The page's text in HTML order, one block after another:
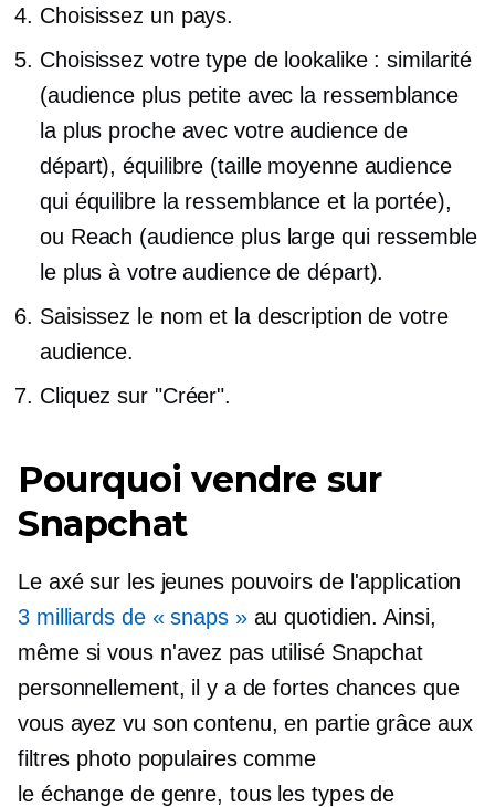
Choisissez un pays.
Choisissez votre type de lookalike : similarité
(audience plus petite avec la ressemblance
la plus proche avec votre audience de
départ), équilibre (taille moyenneaudience
qui équilibre la ressemblance et la portée),
ou Reach (audience plus large qui ressemble
le plus à votre audience de départ).
Saisissez le nom et la description de votre
audience.
Cliquez sur "Créer".
Pourquoi vendre sur
Snapchat
Le axé sur les jeunespouvoirs de l'application
3 milliards de « snaps »au quotidien. Ainsi,
même si vous n'avez pas utilisé Snapchat
personnellement, il y a de fortes chances que
vous ayez vu son contenu, en partie grâce aux
filtres photo populaires comme
le échange de genre, tous les types de